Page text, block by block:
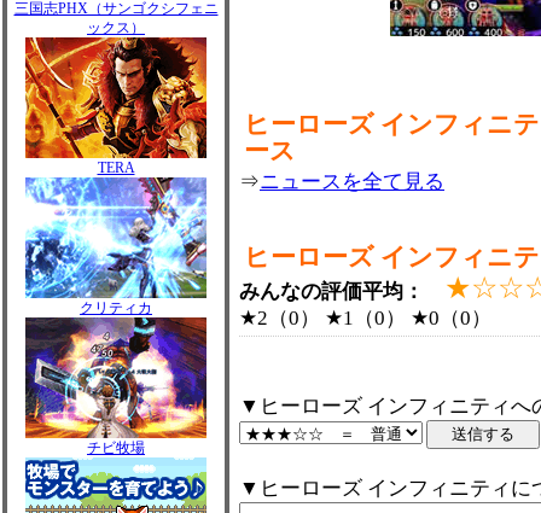
三国志PHX（サンゴクシフェニ
ックス）
TERA
クリティカ
チビ牧場
ヒーローズ インフィニ
ース
⇒ニュースを全て見る
ヒーローズ インフィニ
みんなの評価平均：
★2（0） ★1（0） ★0（0）
▼ヒーローズ インフィニティへ
▼ヒーローズ インフィニティに